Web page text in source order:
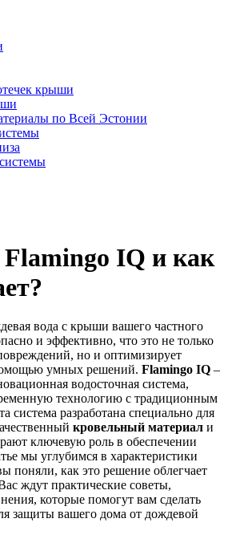
крыши
по Всей Эстонии
Flamingo IQ и как
вода с крыши вашего частного
и эффективно, что это не только
но и оптимизирует
умных решений. Flamingo IQ –
водосточная система,
технологию с традиционным
система разработана специально для
кровельный материал и
ключевую роль в обеспечении
мы углубимся в характеристики
поняли, как это решение облегчает
ждут практические советы,
которые помогут вам сделать
защиты вашего дома от дождевой